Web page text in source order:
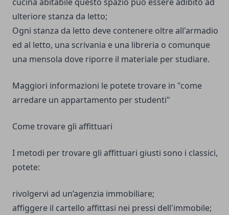
ulteriore stanza da letto;
Ogni stanza da letto deve contenere oltre all'armadio
ed al letto, una scrivania e una libreria o comunque
una mensola dove riporre il materiale per studiare.
Maggiori informazioni le potete trovare in "come
arredare un appartamento per studenti"
Come trovare gli affittuari
I metodi per trovare gli affittuari giusti sono i classici,
potete:
rivolgervi ad un’agenzia immobiliare;
affiggere il cartello affittasi nei pressi dell'immobile;